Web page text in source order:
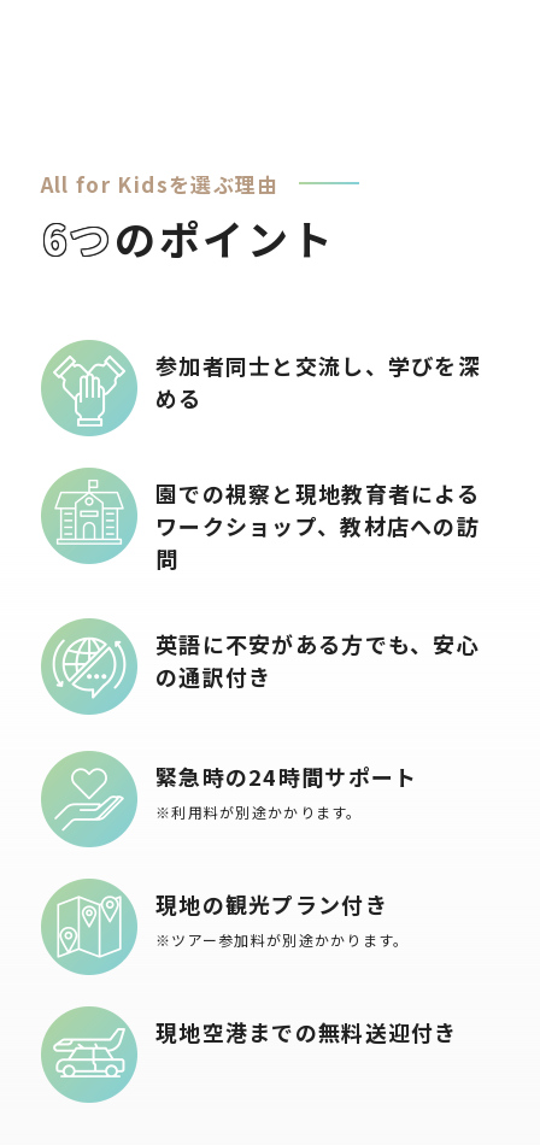
All for Kidsを選ぶ理由
6つのポイント
参加者同士と交流し、学びを深
める
園での視察と現地教育者による
ワークショップ、教材店への訪
問
英語に不安がある方でも、安心
の通訳付き
緊急時の24時間サポート
※利用料が別途かかります。
現地の観光プラン付き
※ツアー参加料が別途かかります。
現地空港までの無料送迎付き